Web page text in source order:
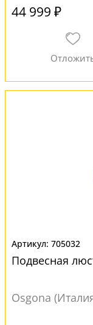
44 999 ₽
705032
Подвесная
Osgona